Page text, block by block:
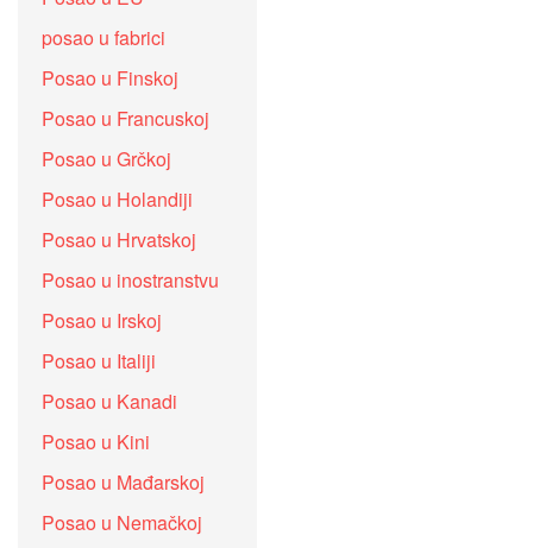
posao u fabrici
Posao u Finskoj
Posao u Francuskoj
Posao u Grčkoj
Posao u Holandiji
Posao u Hrvatskoj
Posao u inostranstvu
Posao u Irskoj
Posao u Italiji
Posao u Kanadi
Posao u Kini
Posao u Mađarskoj
Posao u Nemačkoj